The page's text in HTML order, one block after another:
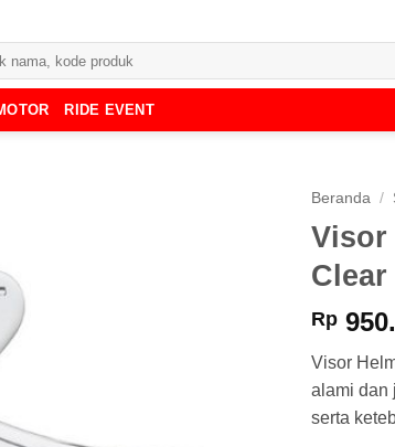
RIDE EVENT
Beranda /
Visor
Clear
Rp
Visor
alami dan
serta